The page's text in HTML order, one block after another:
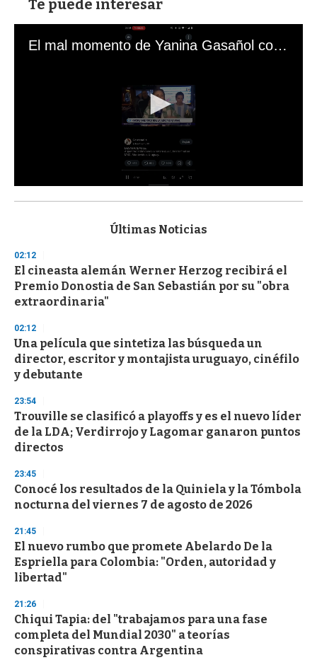
Te puede interesar
El mal momento de Yanina Gasañol con un hincha argentino en "Subrayado"
s
d
s
o
f
3
s
e
c
o
n
d
s
Últimas Noticias
02:12
El cineasta alemán Werner Herzog recibirá el
Premio Donostia de San Sebastián por su "obra
extraordinaria"
02:12
Una película que sintetiza las búsqueda un
director, escritor y montajista uruguayo, cinéfilo
y debutante
23:54
Trouville se clasificó a playoffs y es el nuevo líder
de la LDA; Verdirrojo y Lagomar ganaron puntos
directos
23:45
Conocé los resultados de la Quiniela y la Tómbola
nocturna del viernes 7 de agosto de 2026
21:45
El nuevo rumbo que promete Abelardo De la
Espriella para Colombia: "Orden, autoridad y
libertad"
21:26
Chiqui Tapia: del "trabajamos para una fase
completa del Mundial 2030" a teorías
conspirativas contra Argentina